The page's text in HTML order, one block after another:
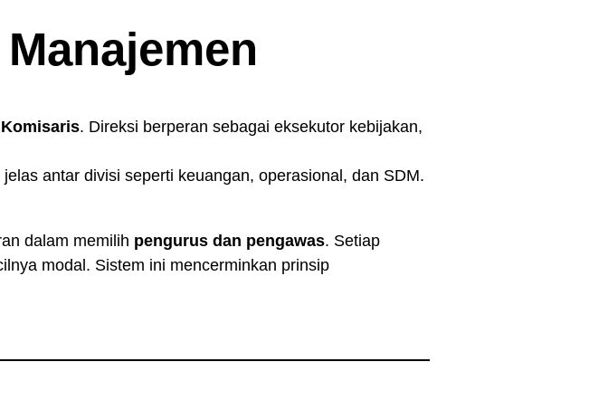
. Direksi berperan sebagai eksekutor kebijakan,
antar divisi seperti keuangan, operasional, dan SDM.
dalam memilih pengurus dan pengawas. Setiap
modal. Sistem ini mencerminkan prinsip